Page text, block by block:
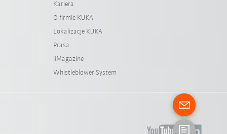
Kariera
O firmie KUKA
Lokalizacje KUKA
Prasa
iiMagazine
Whistleblower System